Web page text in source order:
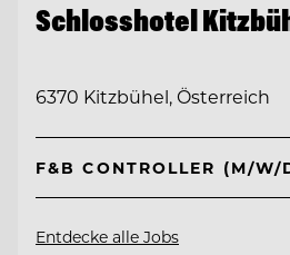
Schlosshotel
6370 Kitzbühel, Österreich
F&B CONTROLLER (M/W/
Entdecke alle Jobs